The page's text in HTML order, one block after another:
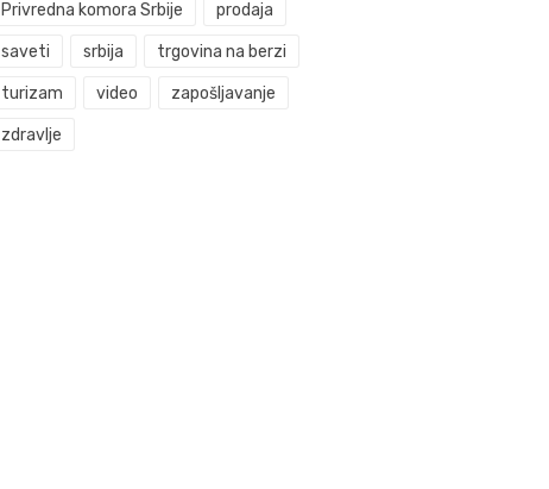
Privredna komora Srbije prodaja
saveti srbija trgovina na berzi
turizam video zapošljavanje
zdravlje